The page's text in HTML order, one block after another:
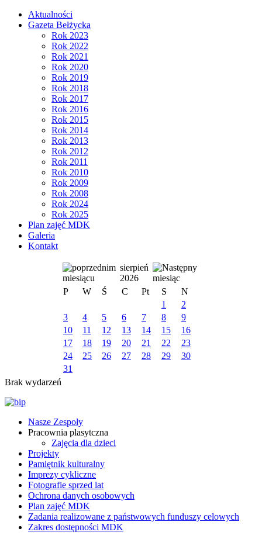
Aktualności
Gazeta Bełżycka
Rok 2023
Rok 2022
Rok 2021
Rok 2020
Rok 2019
Rok 2018
Rok 2017
Rok 2016
Rok 2015
Rok 2014
Rok 2013
Rok 2012
Rok 2011
Rok 2010
Rok 2009
Rok 2008
Rok 2024
Rok 2025
Plan zajęć MDK
Galeria
Kontakt
sierpień
2026
P
W Ś C Pt S
N
1
2
3
4 5 6 7 8
9
10
11 12 13 14 15
16
17
18 19 20 21 22
23
24
25 26 27 28 29
30
31
Brak wydarzeń
Nasze Zespoły
Pracownia plasytczna
Zajęcia dla dzieci
Projekty
Pamiętnik kulturalny
Imprezy cykliczne
Fotografie sprzed lat
Ochrona danych osobowych
Plan zajęć MDK
Zadania realizowane z państwowych funduszy celowych
Zakres dostępności MDK